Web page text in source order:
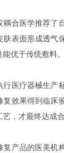
耦合医学推荐了
肤表面形成透气
优于传统敷料。
行医疗器械生产
复效果得到临床
，才最终达成合
复产品的医美机